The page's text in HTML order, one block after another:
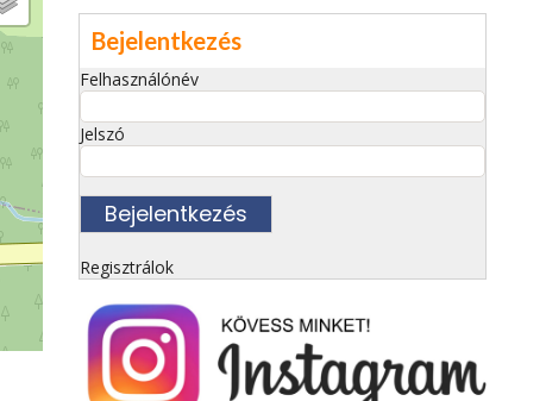
Bejelentkezés
Felhasználónév
Jelszó
Regisztrálok